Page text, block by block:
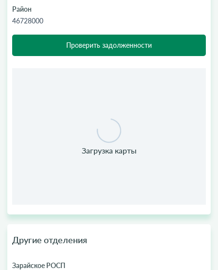
Район
46728000
Проверить задолженности
Другие отделения
Зарайское РОСП